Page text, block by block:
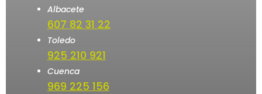
Albacete
607 82 31 22
Toledo
925 210 921
Cuenca
969 225 156